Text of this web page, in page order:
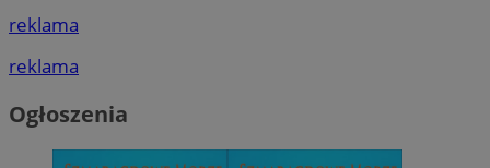
reklama
reklama
Ogłoszenia